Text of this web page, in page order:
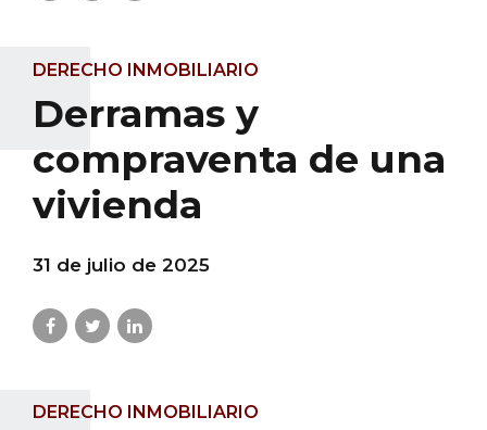
DERECHO INMOBILIARIO
Derramas y
compraventa de una
vivienda
31 de julio de 2025
DERECHO INMOBILIARIO